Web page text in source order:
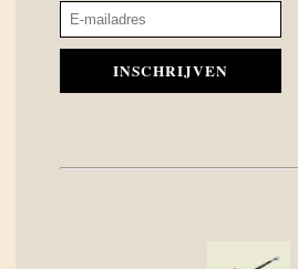
INSCHRIJVEN